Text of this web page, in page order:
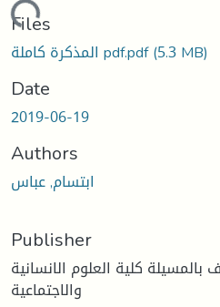
Loading...
Files
المذكرة كاملة pdf.pdf(5.3 MB)
Date
2019-06-19
Authors
ابتسام, عباس
Publisher
كلية العلوم الانسانية
والاجتماعية